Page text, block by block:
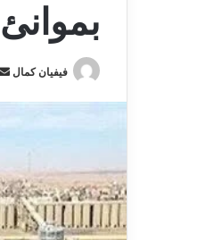
فيفيان كمال